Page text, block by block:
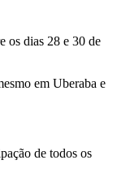
os dias 28 e 30 de
em Uberaba e
de todos os